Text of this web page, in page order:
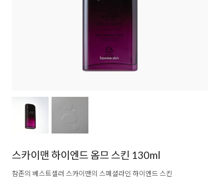
스카이맨 하이엔드 옴므 스킨 130ml
참존의 베스트셀러 스카이맨의 스페셜라인 하이엔드 스킨